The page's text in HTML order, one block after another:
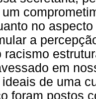
no
a
racismo
em
de uma
foram postos